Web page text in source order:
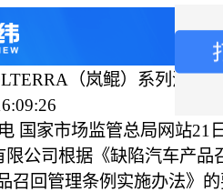
（岚鲲）系列汽车
家市场监管总局网站21
公司根据《缺陷汽车产品
召回管理条例实施办法》